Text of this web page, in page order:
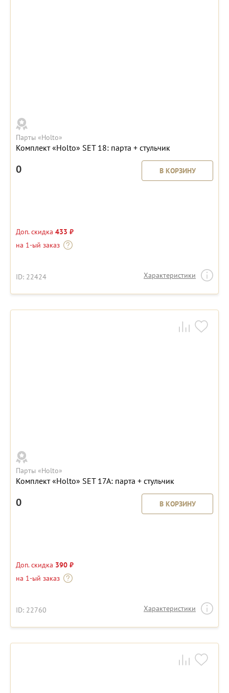
Парты «Holto»
Комплект «Holto» SET 18: парта + стульчик
0 В КОРЗИНУ
Доп. скидка 433 ₽
на 1-ый заказ
ID: 22424 Характеристики
Парты «Holto»
Комплект «Holto» SET 17A: парта + стульчик
0 В КОРЗИНУ
Доп. скидка 390 ₽
на 1-ый заказ
ID: 22760 Характеристики